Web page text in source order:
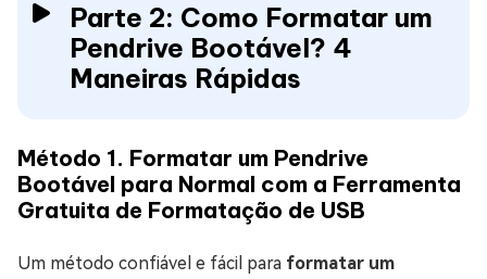
Parte 2: Como Formatar um
Pendrive Bootável? 4
Maneiras Rápidas
Método 1. Formatar um Pendrive
Bootável para Normal com a Ferramenta
Gratuita de Formatação de USB
Um método confiável e fácil para formatar um